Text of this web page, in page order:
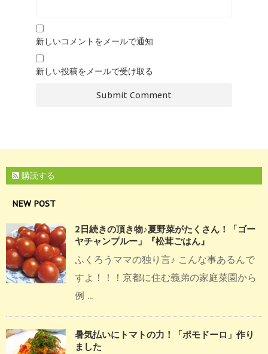
新しいコメントをメールで通知
新しい投稿をメールで受け取る
購読する
NEW POST
2日続きの頂き物♪夏野菜がたくさん！「ゴー
ヤチャンプルー」『松茸ごはん』
ふくろうママの独り言♪ こんな事あるんで
すよ！！！京都に住む義弟の家庭菜園から
例 ...
暑気払いにトマトの力！「ポモドーロ」作り
ました